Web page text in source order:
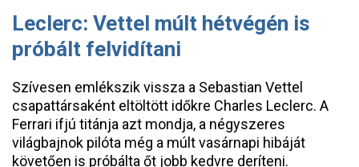
Leclerc: Vettel múlt hétvégén is
próbált felvidítani
Szívesen emlékszik vissza a Sebastian Vettel
csapattársaként eltöltött időkre Charles Leclerc. A
Ferrari ifjú titánja azt mondja, a négyszeres
világbajnok pilóta még a múlt vasárnapi hibáját
követően is próbálta őt jobb kedvre deríteni.